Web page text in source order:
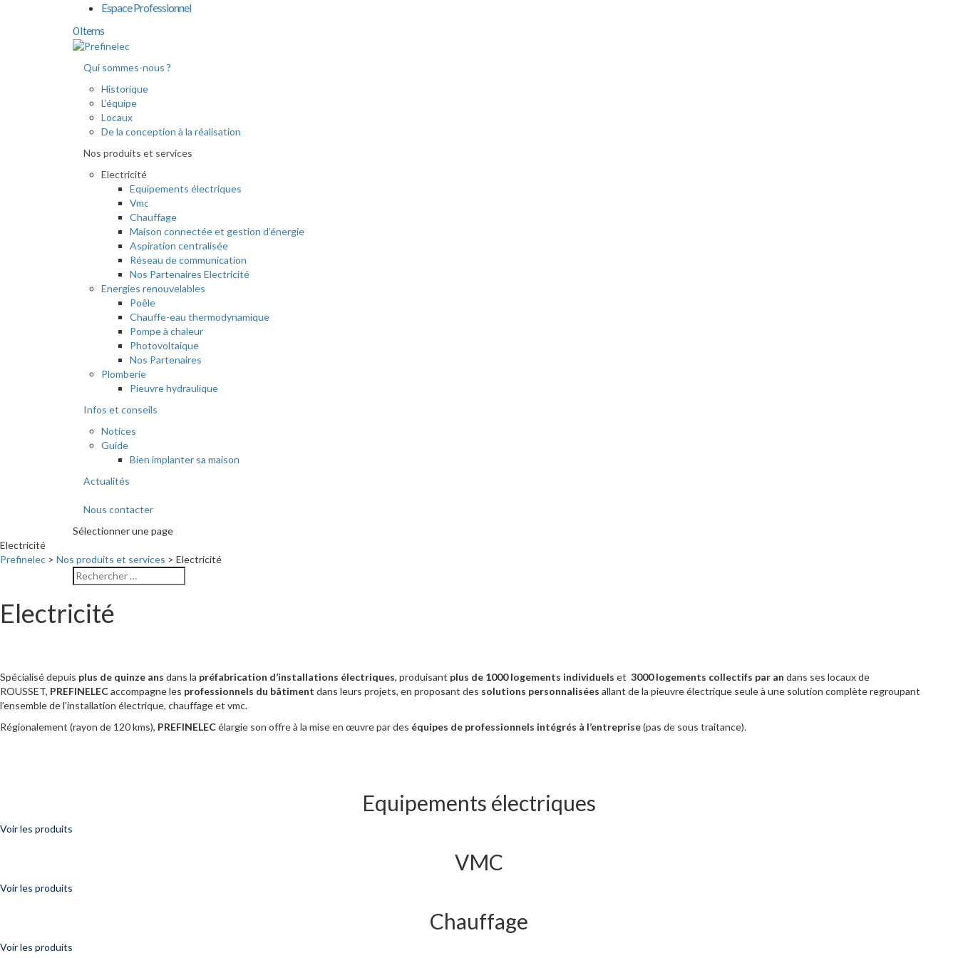
Espace Professionnel
0 Items
Qui sommes-nous ?
Historique
L’équipe
Locaux
De la conception à la réalisation
Nos produits et services
Electricité
Equipements électriques
Vmc
Chauffage
Maison connectée et gestion d’énergie
Aspiration centralisée
Réseau de communication
Nos Partenaires Electricité
Energies renouvelables
Poêle
Chauffe-eau thermodynamique
Pompe à chaleur
Photovoltaique
Nos Partenaires
Plomberie
Pieuvre hydraulique
Infos et conseils
Notices
Guide
Bien implanter sa maison
Actualités
Nous contacter
Sélectionner une page
Electricité
Prefinelec > Nos produits et services > Electricité
Electricité
Spécialisé depuis plus de quinze ans dans la préfabrication d’installations électriques, produisant plus de 1000 logements individuels et 3000 logements collectifs par an dans ses locaux de
ROUSSET, PREFINELECaccompagne les professionnels du bâtiment dans leurs projets, en proposant des solutions personnalisées allant de la pieuvre électrique seule à une solution complète regroupant
l’ensemble de l’installation électrique, chauffage et vmc.
Régionalement (rayon de 120 kms), PREFINELECélargie son offre à la mise en œuvre par des équipes de professionnels intégrés à l’entreprise(pas de sous traitance).
Equipements électriques
Voir les produits
VMC
Voir les produits
Chauffage
Voir les produits